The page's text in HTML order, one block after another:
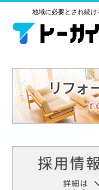
ホーム
事業内容
施工実績
採用情報
お問い合わせ
地域に必要とされ続け